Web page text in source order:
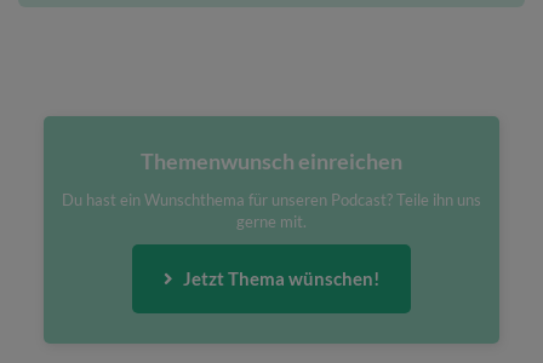
Themenwunsch einreichen
Du hast ein Wunschthema für unseren Podcast? Teile ihn uns
gerne mit.
Jetzt Thema wünschen!